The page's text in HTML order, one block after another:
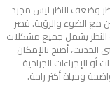
وضعف النظر ليس مجرد
مع الضوء والرؤية. قصر
النظر يشمل جميع مشكلات
الحديث، أصبح بالإمكان
الإجراءات الجراحية
وحياة أكثر راحة.